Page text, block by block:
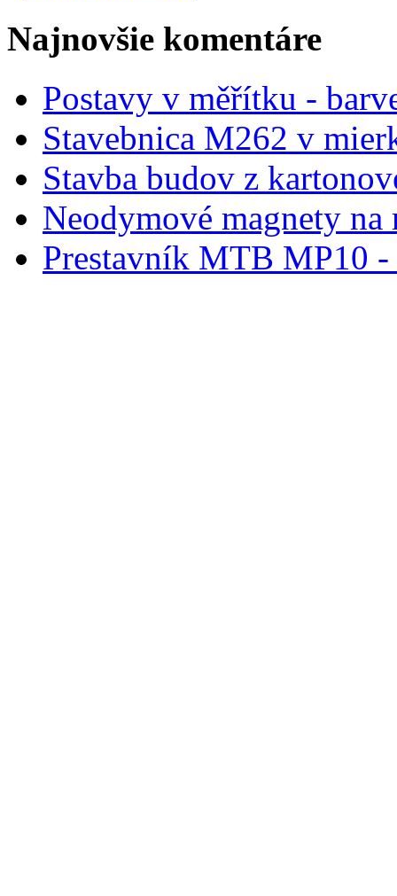
Najnovšie komentáre
Postavy v měřítku -
Stavebnica M262 v
Stavba budov z
Neodymové magnety na
Prestavník MTB MP10